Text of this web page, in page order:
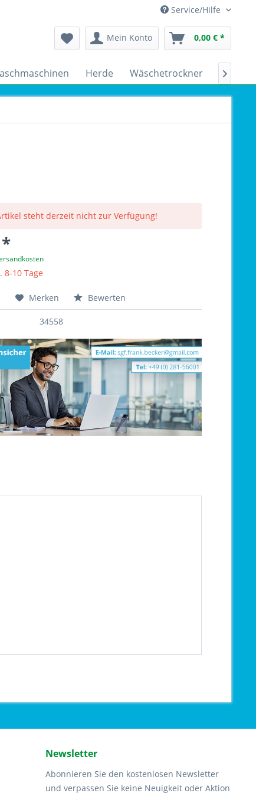
Service/Hilfe
Mein Konto 0,00 € *
Herde Wäschetrockner 
steht derzeit nicht zur Verfügung!
8-10 Tage
Merken Bewerten
34558
Newsletter
Abonnieren Sie den kostenlosen Newsletter
und verpassen Sie keine Neuigkeit oder Aktion